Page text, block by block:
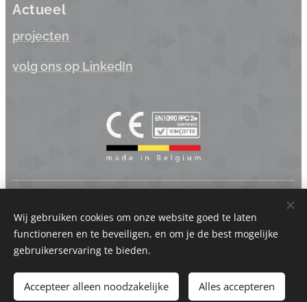
Actueel
projecten
volg ons op LinkedIn
- België | BTW BE 0875.742.625
Cookies
Talen
Nederlands
Français
Wij gebruiken cookies om onze website goed te laten
functioneren en te beveiligen, en om je de best mogelijke
gebruikerservaring te bieden.
Accepteer alleen noodzakelijke Alles accepteren